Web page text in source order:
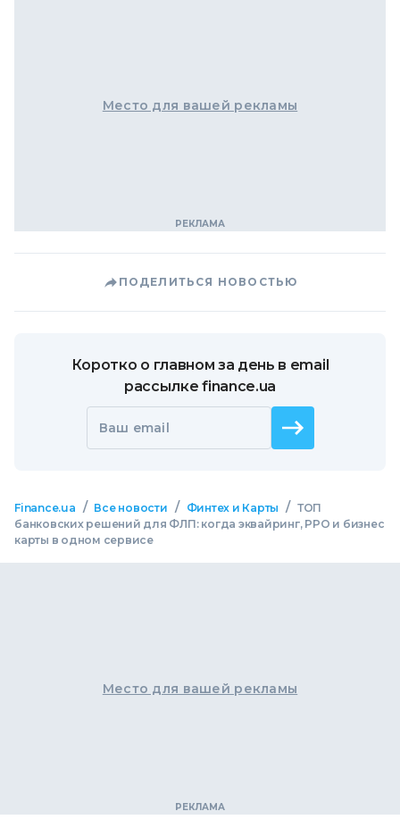
Место для вашей рекламы
ПОДЕЛИТЬСЯ НОВОСТЬЮ
Коротко о главном за день в email
рассылке finance.ua
Ваш email
Finance.ua / Все новости / Финтех и Карты / ТОП
банковских решений для ФЛП: когда эквайринг, РРО и бизнес
карты в одном сервисе
Место для вашей рекламы